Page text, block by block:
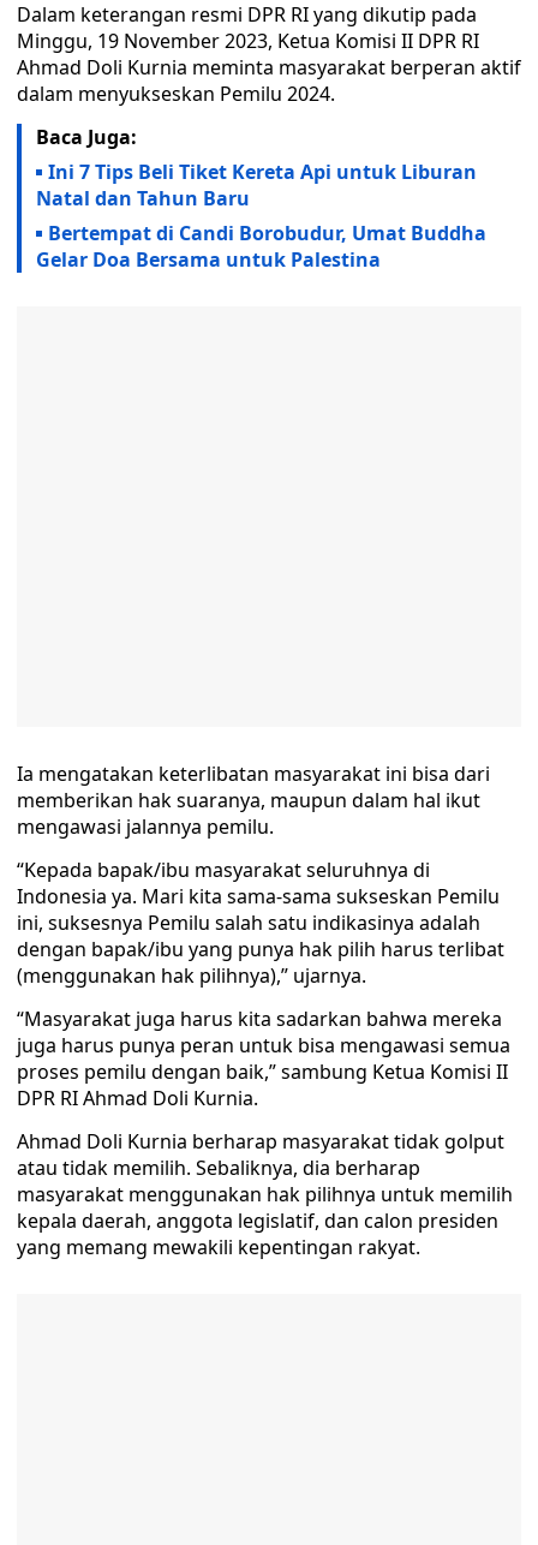
Dalam keterangan resmi DPR RI yang dikutip pada
Minggu, 19 November 2023, Ketua Komisi II DPR RI
Ahmad Doli Kurnia meminta masyarakat berperan aktif
dalam menyukseskan Pemilu 2024.
Baca Juga:
Ini 7 Tips Beli Tiket Kereta Api untuk Liburan
Natal dan Tahun Baru
Bertempat di Candi Borobudur, Umat Buddha
Gelar Doa Bersama untuk Palestina
Ia mengatakan keterlibatan masyarakat ini bisa dari
memberikan hak suaranya, maupun dalam hal ikut
mengawasi jalannya pemilu.
“Kepada bapak/ibu masyarakat seluruhnya di
Indonesia ya. Mari kita sama-sama sukseskan Pemilu
ini, suksesnya Pemilu salah satu indikasinya adalah
dengan bapak/ibu yang punya hak pilih harus terlibat
(menggunakan hak pilihnya),” ujarnya.
“Masyarakat juga harus kita sadarkan bahwa mereka
juga harus punya peran untuk bisa mengawasi semua
proses pemilu dengan baik,” sambung Ketua Komisi II
DPR RI Ahmad Doli Kurnia.
Ahmad Doli Kurnia berharap masyarakat tidak golput
atau tidak memilih. Sebaliknya, dia berharap
masyarakat menggunakan hak pilihnya untuk memilih
kepala daerah, anggota legislatif, dan calon presiden
yang memang mewakili kepentingan rakyat.